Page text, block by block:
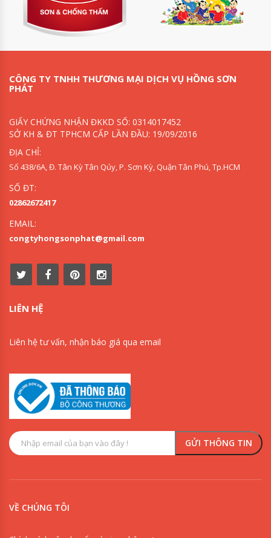
CÔNG TY TNHH THƯƠNG MẠI DỊCH VỤ HỒNG SƠN
PHÁT
GIẤY CHỨNG NHẬN ĐKKD SỐ: 0314017452
SỞ KH & ĐT TPHCM CẤP LẦN ĐẦU: 19/09/2016
ĐỊA CHỈ:
Số 438/6A, Đ. Tân Kỳ Tân Qúy, P. Sơn Kỳ, Quận Tân Phú, Tp.HCM
SỐ ĐT:
02862672417
EMAIL:
congtyhongsonphat@gmail.com
LIÊN HỆ
Liên hệ tư vấn, nhận báo giá qua email
VỀ CHÚNG TÔI